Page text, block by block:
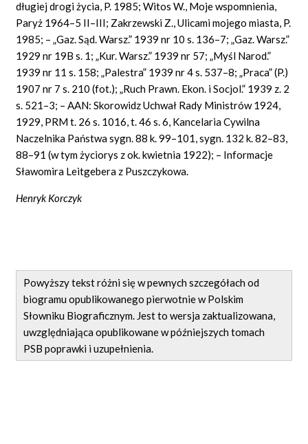
długiej drogi życia, P. 1985; Witos W., Moje wspomnienia,
Paryż 1964–5 II–III; Zakrzewski Z., Ulicami mojego miasta, P.
1985; – „Gaz. Sąd. Warsz.” 1939 nr 10 s. 136–7; „Gaz. Warsz.”
1929 nr 19B s. 1; „Kur. Warsz.” 1939 nr 57; „Myśl Narod.”
1939 nr 11 s. 158; „Palestra” 1939 nr 4 s. 537–8; „Praca” (P.)
1907 nr 7 s. 210 (fot.); „Ruch Prawn. Ekon. i Socjol.” 1939 z. 2
s. 521–3; – AAN: Skorowidz Uchwał Rady Ministrów 1924,
1929, PRM t. 26 s. 1016, t. 46 s. 6, Kancelaria Cywilna
Naczelnika Państwa sygn. 88 k. 99–101, sygn. 132 k. 82–83,
88–91 (w tym życiorys z ok. kwietnia 1922); – Informacje
Sławomira Leitgebera z Puszczykowa.
Henryk Korczyk
Powyższy tekst różni się w pewnych szczegółach od
biogramu opublikowanego pierwotnie w Polskim
Słowniku Biograficznym. Jest to wersja zaktualizowana,
uwzględniająca opublikowane w późniejszych tomach
PSB poprawki i uzupełnienia.